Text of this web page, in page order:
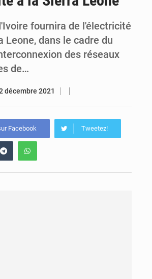
Maurice : Démission de la ministre Véronique Leu-Govind
fournira de l'électricité
Leone, dans le cadre du
des réseaux
de…
décembre 2021
Facebook Tweetez!